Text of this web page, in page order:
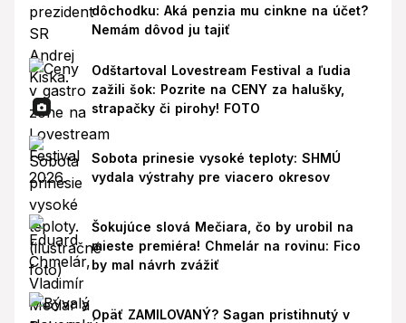
dôchodku: Aká penzia mu cinkne na účet?
Nemám dôvod ju tajiť
Odštartoval Lovestream Festival a ľudia
zažili šok: Pozrite na CENY za halušky,
strapačky či pirohy! FOTO
Sobota prinesie vysoké teploty: SHMÚ
vydala výstrahy pre viacero okresov
Šokujúce slová Mečiara, čo by urobil na
mieste premiéra! Chmelár na rovinu: Fico
by mal návrh zvážiť
Opäť ZAMILOVANÝ? Sagan pristihnutý v